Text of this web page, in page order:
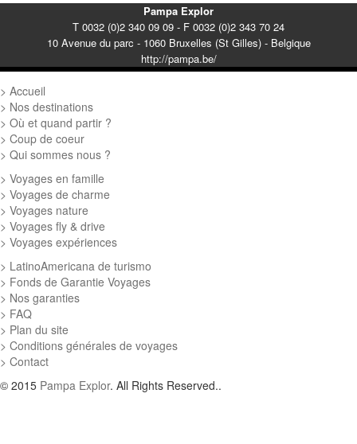
Pampa Explor
T 0032 (0)2 340 09 09 - F 0032 (0)2 343 70 24
10 Avenue du parc - 1060 Bruxelles (St Gilles) - Belgique
http://pampa.be/
Accueil
Nos destinations
Où et quand partir ?
Coup de coeur
Qui sommes nous ?
Voyages en famille
Voyages de charme
Voyages nature
Voyages fly & drive
Voyages expériences
LatinoAmericana de turismo
Fonds de Garantie Voyages
Nos garanties
FAQ
Plan du site
Conditions générales de voyages
Contact
© 2015 Pampa Explor. All Rights Reserved..